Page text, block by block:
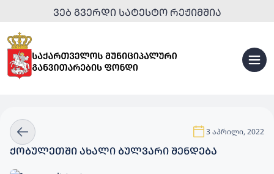
ᲕᲔᲑ ᲒᲕᲔᲠᲓᲘ ᲡᲐᲢᲔᲡᲢᲝ ᲠᲔᲟᲘᲛᲨᲘᲐ
3 აპრილი, 2022
ᲥᲝᲑᲣᲚᲔᲗᲨᲘ ᲐᲮᲐᲚᲘ ᲑᲣᲚᲕᲐᲠᲘ ᲨᲔᲜᲓᲔᲑᲐ